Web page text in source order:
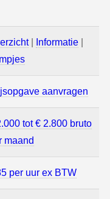
| Informatie
aanvragen
tot € 2.800 bruto
maand
per uur ex BTW